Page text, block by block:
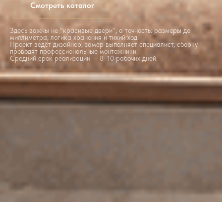
Смотреть каталог
Здесь важны не “красивые двери”, а точность: размеры до
миллиметра, логика хранения и тихий ход.
Проект ведёт дизайнер, замер выполняет специалист, сборку
проводят профессиональные монтажники.
Средний срок реализации — 8–10 рабочих дней.